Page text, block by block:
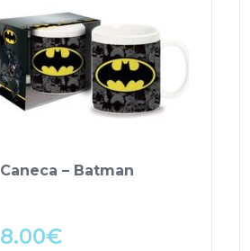
Caneca – Batman
8.00€